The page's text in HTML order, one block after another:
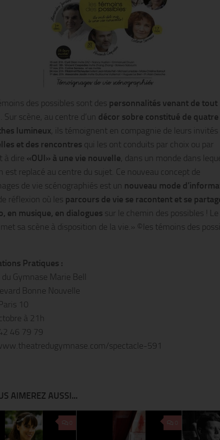
des possibles sont des personnalités venant de tout
. Sur scène, au centre d’un décor sobre constitué de quatre
lumineux, ils témoignent en compagnie de leurs invités
et des rencontres qui les ont conduits par choix ou par
à dire «OUI» à une vie nouvelle, dans un monde dans
est replacé au centre du sujet. Ce nouveau concept de
de vie scénographiés est un nouveau mode
réflexion où les parcours de vie se racontent et se
en musique, en dialogues sur le chemin des possibles ! Le
sa scène à disposition de la vie.» ©les témoins des
Pratiques :
Gymnase Marie Bell
Bonne Nouvelle
10
à 21h
46 79 79
spectacle-591
AIMEREZ AUSSI...